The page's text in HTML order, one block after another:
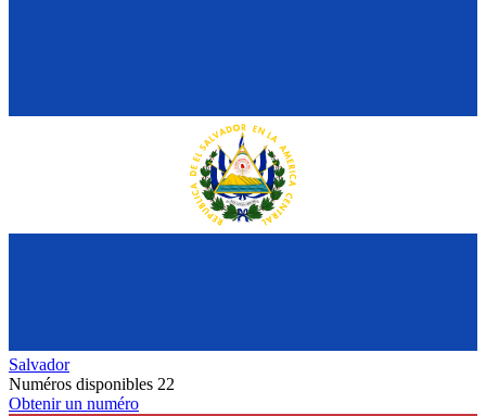
Salvador
Numéros disponibles 22
Obtenir un numéro